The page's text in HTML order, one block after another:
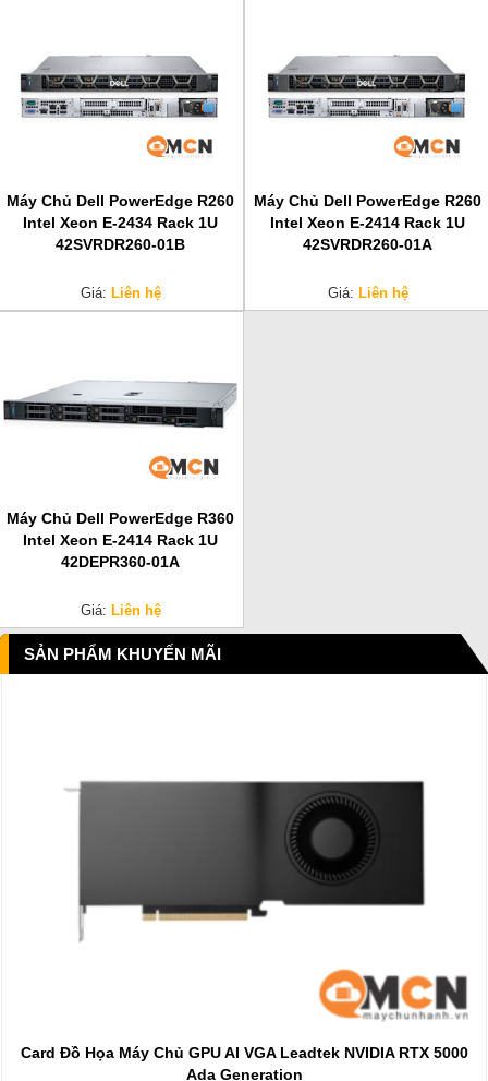
Máy Chủ Dell PowerEdge R260
Intel Xeon E-2434 Rack 1U
42SVRDR260-01B
Giá: Liên hệ
Máy Chủ Dell PowerEdge R260
Intel Xeon E-2414 Rack 1U
42SVRDR260-01A
Giá: Liên hệ
Máy Chủ Dell PowerEdge R360
Intel Xeon E-2414 Rack 1U
42DEPR360-01A
Giá: Liên hệ
SẢN PHẨM KHUYẾN MÃI
Card Đồ Họa Máy Chủ GPU AI VGA Leadtek NVIDIA RTX 5000
Ada Generation